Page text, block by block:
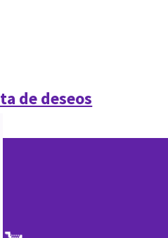
de deseos